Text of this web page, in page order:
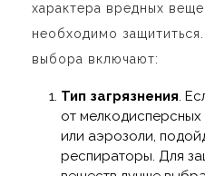
характера вредных
необходимо
выбора включают:
Тип загрязнения.
от мелкодисперсных
или аэрозоли,
респираторы. Для